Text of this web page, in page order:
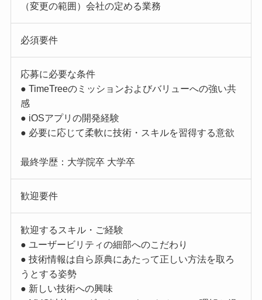
（変更の範囲）会社の定める業務
必須要件
応募に必要な条件
● TimeTreeのミッションおよびバリューへの強い共
感
● iOSアプリの開発経験
● 必要に応じて柔軟に技術・スキルを習得する意欲
最終学歴：大学院卒 大学卒
歓迎要件
歓迎するスキル・ご経験
● ユーザービリティの細部へのこだわり
● 技術情報は自ら原典にあたって正しい方法を取ろ
うとする姿勢
● 新しい技術への興味